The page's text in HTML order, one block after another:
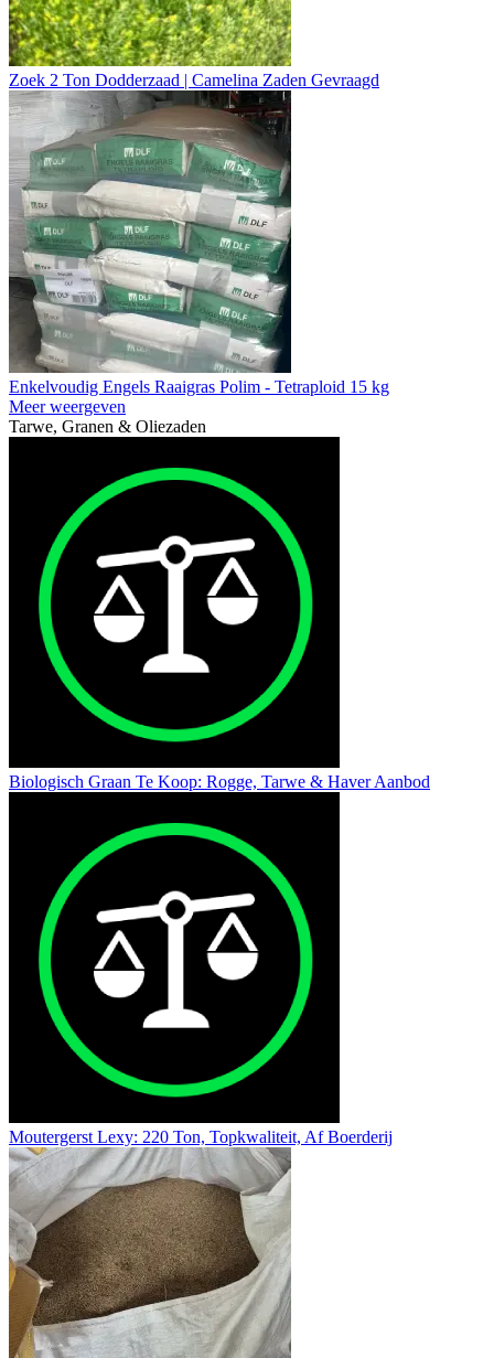
Zoek 2 Ton Dodderzaad | Camelina Zaden Gevraagd
Enkelvoudig Engels Raaigras Polim - Tetraploid 15 kg
Meer weergeven
Tarwe, Granen & Oliezaden
Biologisch Graan Te Koop: Rogge, Tarwe & Haver Aanbod
Moutergerst Lexy: 220 Ton, Topkwaliteit, Af Boerderij